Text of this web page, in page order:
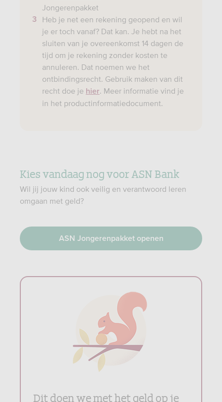
Jongerenpakket
Heb je net een rekening geopend en wil
je er toch vanaf? Dat kan. Je hebt na het
sluiten van je overeenkomst 14 dagen de
tijd om je rekening zonder kosten te
annuleren. Dat noemen we het
ontbindingsrecht. Gebruik maken van dit
recht doe je hier. Meer informatie vind je
in het productinformatiedocument.
Kies vandaag nog voor ASN Bank
Wil jij jouw kind ook veilig en verantwoord leren
omgaan met geld?
ASN Jongerenpakket openen
Dit doen we met het geld op je